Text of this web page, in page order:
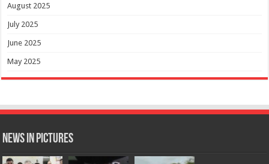
August 2025
July 2025
June 2025
May 2025
News in Pictures